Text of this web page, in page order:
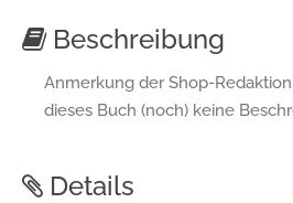
Beschreibung
Anmerkung der Shop-
dieses Buch (noch) keine
Details